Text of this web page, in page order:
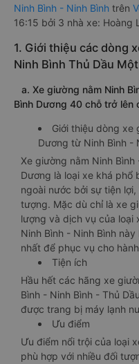
Ninh Bình - Ninh Bình trên
16:15 bởi 3 nhà xe: Hoàng
1. Giới thiệu các dòng
Ninh Bình Thủ Dầu
a. Xe giường nằm Ninh
Bình Dương 40 chỗ trở lên
Giới thiệu dòng xe
Dương từ Ninh Bình -
Xe giường nằm Ninh
Dương là loại xe khá phổ
ngoài nước bởi sự tiện
tượng. Mặc dù chỉ là xe
lượng và dịch vụ của loại
Ninh Bình - Ninh Bình
nhất để phục vụ cho
Tiện ích
Hầu hết các hãng xe
Bình - Ninh Bình - Thủ
được trang bị máy lạnh
Ưu điểm
Ưu điểm nổi trội của loại
phù hợp với nhiều đối